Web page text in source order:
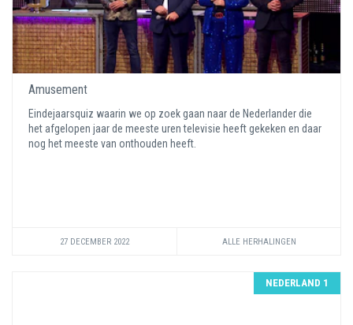
Amusement
Eindejaarsquiz waarin we op zoek gaan naar de Nederlander die
het afgelopen jaar de meeste uren televisie heeft gekeken en daar
nog het meeste van onthouden heeft.
27 DECEMBER 2022 ALLE HERHALINGEN
NEDERLAND 1